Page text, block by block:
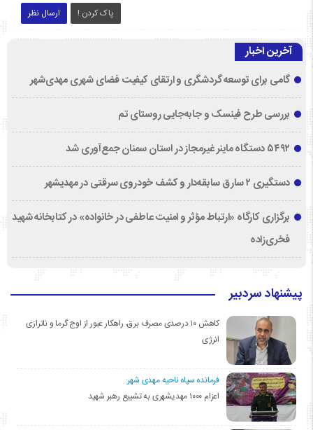
ارسال نظر پاک کردن !
آخرین اخبار
گامی برای توسعه گردشگری و ارتقای کیفیت فضای شهری مهدی‌شهر
بررسی طرح فینسک و جابه‌جایی روستای تم
۵۴۹۲ دستگاه ماینر غیرمجاز در استان سمنان جمع‌آوری شد
دستگیری ۲ سارق سابقه‌دار و کشف خودروی سرقتی در مهدیشهر
برگزاری کارگاه «ارتباط مؤثر و امنیت عاطفی در خانواده» در کتابخانه شهید
فخری‌زاده
پیشنهاد سردبیر
کاهش ۱۰ درصدی مصرف برق، راهکار عبور از اوج گرما و ناترازی
انرژی
فرمانده سپاه ناحیه مهدی شهر:
اعزام ۱۰۰۰ مهدیشهری به تشییع رهبر شهید